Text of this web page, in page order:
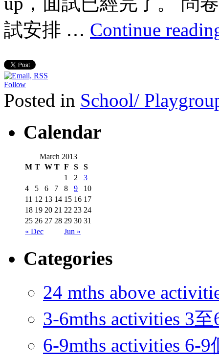
試安排 … Continue
Follow
Posted in School/
Calendar
March 2013
M T W T F S S
« Dec Jun »
1 2
3
4
5 6 7 8 9
10
11 12 13 14 15 16 17
18 19 20 21 22 23 24
25 26 27 28 29 30 31
Categories
24 mths above
3-6mths activities 3
6-9mths activities 6-